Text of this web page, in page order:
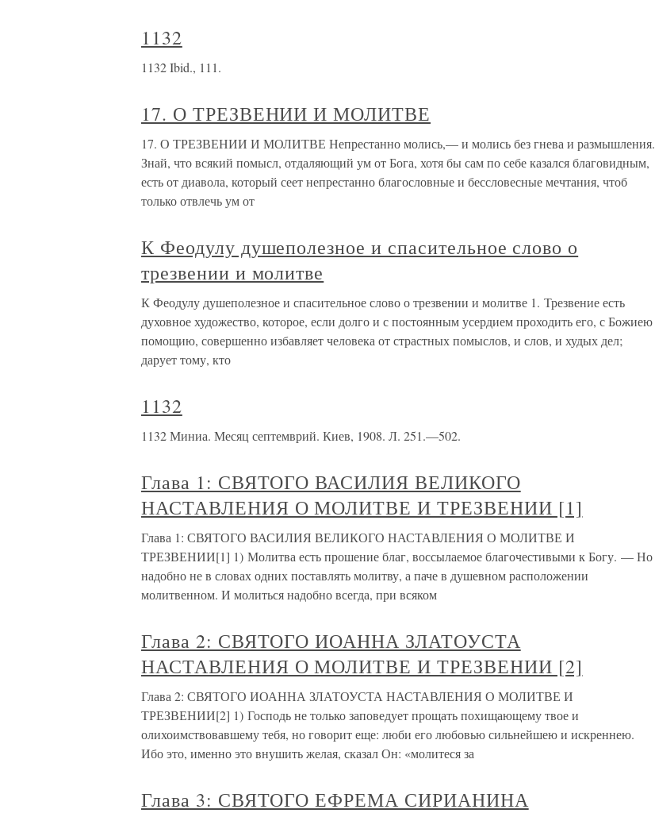
1132
1132 Ibid., 111.
17. О ТРЕЗВЕНИИ И МОЛИТВЕ
17. О ТРЕЗВЕНИИ И МОЛИТВЕ Непрестанно молись,— и молись без гнева и размышления.
Знай, что всякий помысл, отдаляющий ум от Бога, хотя бы сам по себе казался благовидным,
есть от диавола, который сеет непрестанно благословные и бессловесные мечтания, чтоб
только отвлечь ум от
К Феодулу душеполезное и спасительное слово о
трезвении и молитве
К Феодулу душеполезное и спасительное слово о трезвении и молитве 1. Трезвение есть
духовное художество, которое, если долго и с постоянным усердием проходить его, с Божиею
помощию, совершенно избавляет человека от страстных помыслов, и слов, и худых дел;
дарует тому, кто
1132
1132 Миниа. Месяц септемврий. Киев, 1908. Л. 251.—502.
Глава 1: СВЯТОГО ВАСИЛИЯ ВЕЛИКОГО
НАСТАВЛЕНИЯ О МОЛИТВЕ И ТРЕЗВЕНИИ [1]
Глава 1: СВЯТОГО ВАСИЛИЯ ВЕЛИКОГО НАСТАВЛЕНИЯ О МОЛИТВЕ И
ТРЕЗВЕНИИ[1] 1) Молитва есть прошение благ, воссылаемое благочестивыми к Богу. — Но
надобно не в словах одних поставлять молитву, а паче в душевном расположении
молитвенном. И молиться надобно всегда, при всяком
Глава 2: СВЯТОГО ИОАННА ЗЛАТОУСТА
НАСТАВЛЕНИЯ О МОЛИТВЕ И ТРЕЗВЕНИИ [2]
Глава 2: СВЯТОГО ИОАННА ЗЛАТОУСТА НАСТАВЛЕНИЯ О МОЛИТВЕ И
ТРЕЗВЕНИИ[2] 1) Господь не только заповедует прощать похищающему твое и
олихоимствовавшему тебя, но говорит еще: люби его любовью сильнейшею и искреннею.
Ибо это, именно это внушить желая, сказал Он: «молитеся за
Глава 3: СВЯТОГО ЕФРЕМА СИРИАНИНА